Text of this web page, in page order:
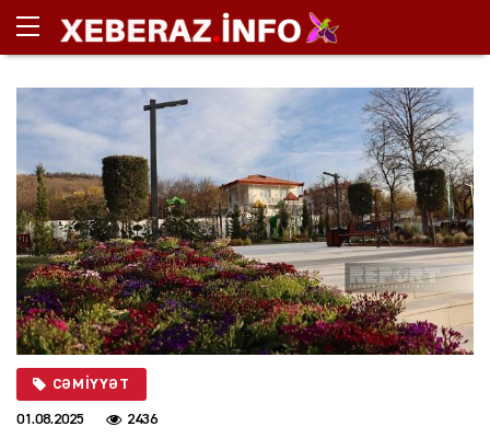
CƏMIYYƏT
01.08.2025 2436